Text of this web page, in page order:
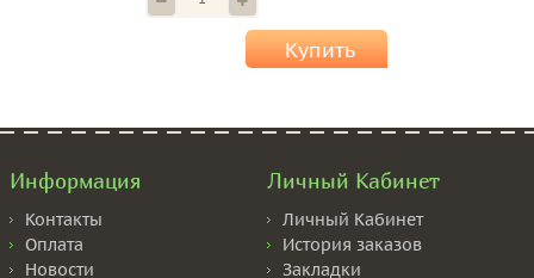
Купить
Информация
Контакты
Оплата
Новости
Личный Кабинет
Личный Кабинет
История заказов
Закладки